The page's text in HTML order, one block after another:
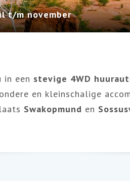
t/m november
in een stevige 4WD
en kleinschalige
Swakopmund en